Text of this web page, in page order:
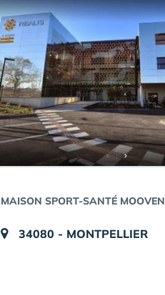
MAISON SPORT-SANTÉ MOOVEN
34080 - MONTPELLIER